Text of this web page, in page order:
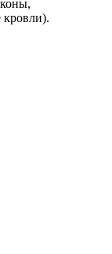
кровли).